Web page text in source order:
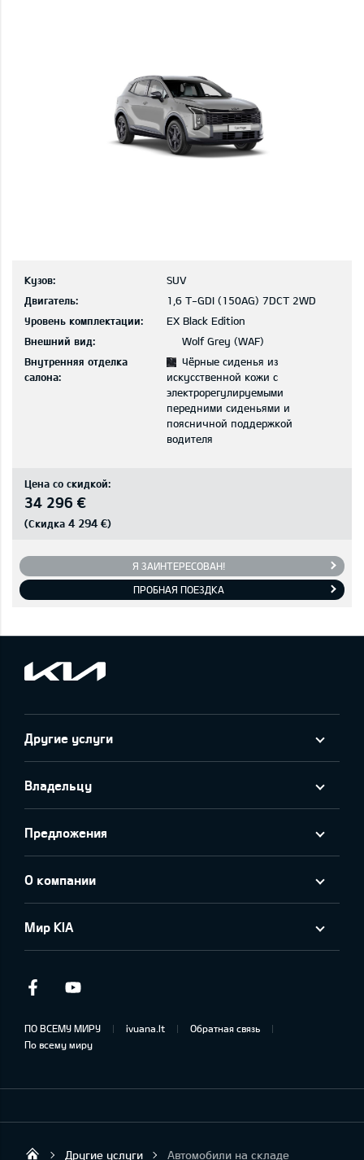
Кузов:
SUV
Двигатель:
1,6 T-GDI (150AG) 7DCT 2WD
Уровень комплектации:
EX Black Edition
Внешний вид:
Wolf Grey (WAF)
Внутренняя отделка
салона:
Чёрные сиденья из
искусственной кожи с
электрорегулируемыми
передними сиденьями и
поясничной поддержкой
водителя
Цена со скидкой:
34 296 €
(Скидка 4 294 €)
Я ЗАИНТЕРЕСОВАН!
ПРОБНАЯ ПОЕЗДКА
Другие услуги
Владельцу
Предложения
О компании
Мир KIA
Facebook
ПО ВСЕМУ МИРУ ivuana.lt
Обратная связь
По всему миру
Другие услуги Автомобили на складе